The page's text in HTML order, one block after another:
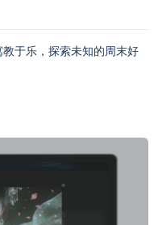
于乐，探索未知的周末好